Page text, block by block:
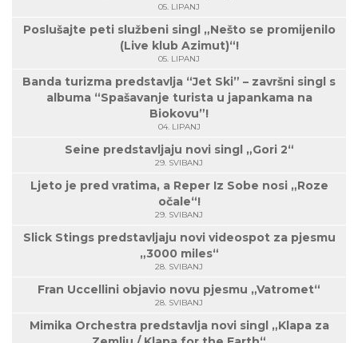
05. LIPANJ
Poslušajte peti službeni singl „Nešto se promijenilo
(Live klub Azimut)“!
05. LIPANJ
Banda turizma predstavlja “Jet Ski” – završni singl s
albuma “Spašavanje turista u japankama na
Biokovu”!
04. LIPANJ
Seine predstavljaju novi singl „Gori 2“
29. SVIBANJ
Ljeto je pred vratima, a Reper Iz Sobe nosi „Roze
očale“!
29. SVIBANJ
Slick Stings predstavljaju novi videospot za pjesmu
„3000 miles“
28. SVIBANJ
Fran Uccellini objavio novu pjesmu „Vatromet“
28. SVIBANJ
Mimika Orchestra predstavlja novi singl „Klapa za